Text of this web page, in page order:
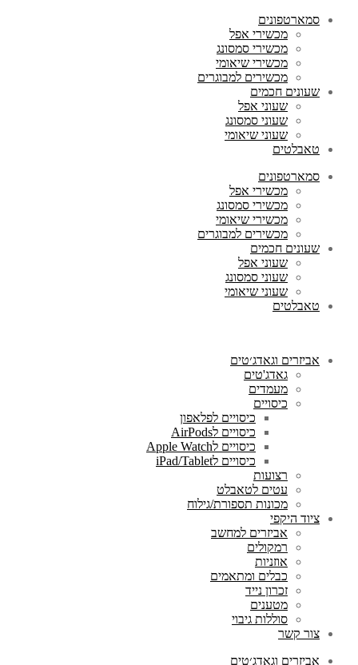
סמארטפונים
מכשירי אפל
מכשירי סמסונג
מכשירי שיאומי
מכשירים למבוגרים
שעונים חכמים
שעוני אפל
שעוני סמסונג
שעוני שיאומי
טאבלטים
סמארטפונים
מכשירי אפל
מכשירי סמסונג
מכשירי שיאומי
מכשירים למבוגרים
שעונים חכמים
שעוני אפל
שעוני סמסונג
שעוני שיאומי
טאבלטים
אביזרים וגאדג׳טים
גאדג'טים
מעמדים
כיסויים
כיסויים לפלאפון
כיסויים לAirPods
כיסויים לApple Watch
כיסויים לiPad/Tablet
רצועות
עטים לטאבלט
מכונות תספורת/גילוח
ציוד היקפי
אביזרים למחשב
רמקולים
אוזניות
כבלים ומתאמים
זכרון נייד
מטענים
סוללות גיבוי
צור קשר
אביזרים וגאדג׳טים